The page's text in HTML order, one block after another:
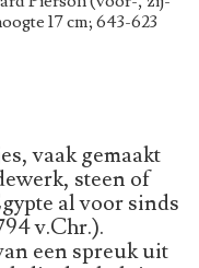
17 cm; 643-623
vaak gemaakt
steen of
al voor sinds
v.Chr.).
een spreuk uit